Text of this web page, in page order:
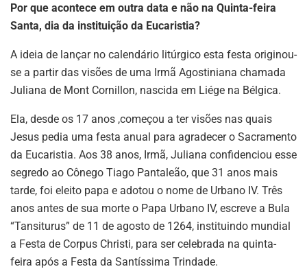
Por que acontece em outra data e não na Quinta-feira
Santa, dia da instituição da Eucaristia?
A ideia de lançar no calendário litúrgico esta festa originou-
se a partir das visões de uma Irmã Agostiniana chamada
Juliana de Mont Cornillon, nascida em Liége na Bélgica.
Ela, desde os 17 anos ,começou a ter visões nas quais
Jesus pedia uma festa anual para agradecer o Sacramento
da Eucaristia. Aos 38 anos, Irmã, Juliana confidenciou esse
segredo ao Cônego Tiago Pantaleão, que 31 anos mais
tarde, foi eleito papa e adotou o nome de Urbano IV. Três
anos antes de sua morte o Papa Urbano IV, escreve a Bula
“Tansiturus” de 11 de agosto de 1264, instituindo mundial
a Festa de Corpus Christi, para ser celebrada na quinta-
feira após a Festa da Santíssima Trindade.